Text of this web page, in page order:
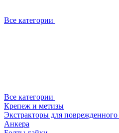
Все категории
Все категории
Крепеж и метизы
Экстракторы для
Анкера